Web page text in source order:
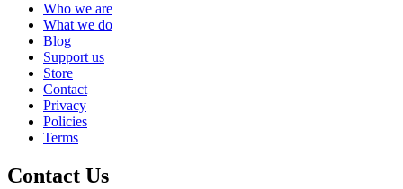
Who we are
What we do
Blog
Support us
Store
Contact
Privacy
Policies
Terms
Contact Us